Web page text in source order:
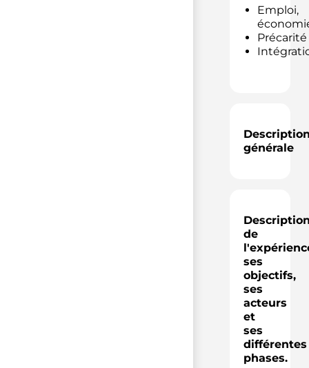
Emploi,
Précarité
générale
de
ses
objectifs,
ses
acteurs
et
ses
différentes
phases.